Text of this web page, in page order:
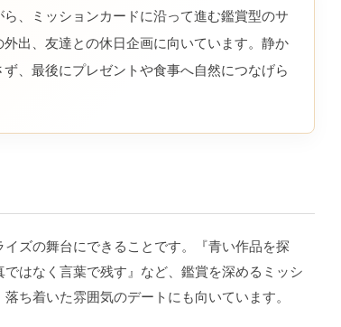
、ミッションカードに沿って進む鑑賞型のサ
出、友達との休日企画に向いています。静か
、最後にプレゼントや食事へ自然につなげら
ズの舞台にできることです。『青い作品を探
はなく言葉で残す』など、鑑賞を深めるミッシ
ち着いた雰囲気のデートにも向いています。